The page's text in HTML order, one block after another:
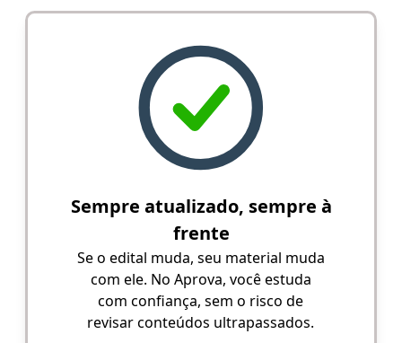
Sempre atualizado, sempre à
frente
Se o edital muda, seu material muda
com ele. No Aprova, você estuda
com confiança, sem o risco de
revisar conteúdos ultrapassados.